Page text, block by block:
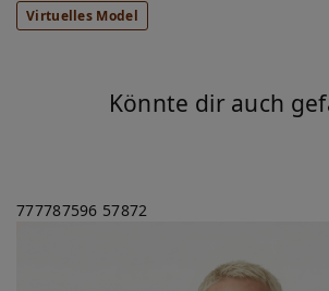
Virtuelles Model
Könnte dir auch
777787596 57872